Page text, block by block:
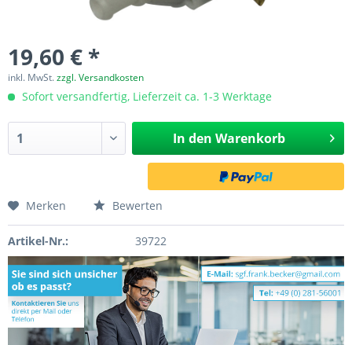
19,60 € *
inkl. MwSt.zzgl. Versandkosten
Sofort versandfertig, Lieferzeit ca. 1-3 Werktage
In den Warenkorb
Merken Bewerten
Artikel-Nr.: 39722